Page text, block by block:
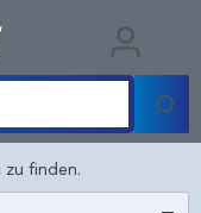
zu finden.